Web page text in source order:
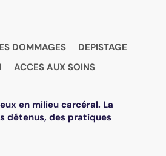
DOMMAGES
DEPISTAGE
ACCES AUX SOINS
en milieu carcéral. La
détenus, des pratiques